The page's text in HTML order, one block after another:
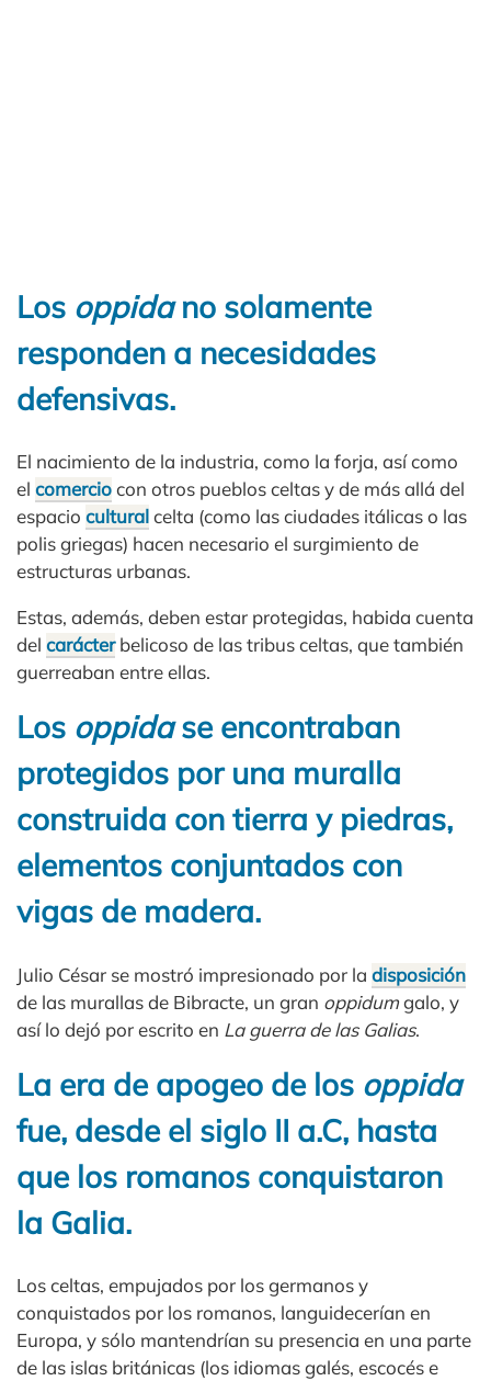
Los oppidano solamente
responden a necesidades
defensivas.
El nacimiento de la industria, como la forja, así como
el comerciocon otros pueblos celtas y de más allá del
espacio culturalcelta (como las ciudades itálicas o las
polis griegas) hacen necesario el surgimiento de
estructuras urbanas.
Estas, además, deben estar protegidas, habida cuenta
del carácterbelicoso de las tribus celtas, que también
guerreaban entre ellas.
Los oppidase encontraban
protegidos por una muralla
construida con tierra y piedras,
elementos conjuntados con
vigas de madera.
Julio César se mostró impresionado por la disposición
de las murallas de Bibracte, un gran oppidumgalo, y
así lo dejó por escrito en La guerra de las Galias.
La era de apogeo de los oppida
fue, desde el siglo II a.C, hasta
que los romanos conquistaron
la Galia.
Los celtas, empujados por los germanos y
conquistados por los romanos, languidecerían en
Europa, y sólo mantendrían su presencia en una parte
de las islas británicas (los idiomas galés, escocés e